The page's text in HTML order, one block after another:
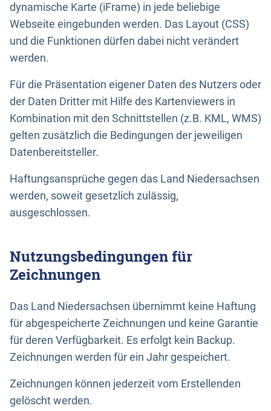
dynamische Karte (iFrame) in jede beliebige
Webseite eingebunden werden. Das Layout (CSS)
und die Funktionen dürfen dabei nicht verändert
werden.
Für die Präsentation eigener Daten des Nutzers oder
der Daten Dritter mit Hilfe des Kartenviewers in
Kombination mit den Schnittstellen (z.B. KML, WMS)
gelten zusätzlich die Bedingungen der jeweiligen
Datenbereitsteller.
Haftungsansprüche gegen das Land Niedersachsen
werden, soweit gesetzlich zulässig,
ausgeschlossen.
Nutzungsbedingungen für
Zeichnungen
Das Land Niedersachsen übernimmt keine Haftung
für abgespeicherte Zeichnungen und keine Garantie
für deren Verfügbarkeit. Es erfolgt kein Backup.
Zeichnungen werden für ein Jahr gespeichert.
Zeichnungen können jederzeit vom Erstellenden
gelöscht werden.